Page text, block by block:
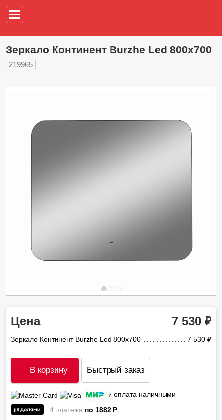
Зеркало Континент Burzhe Led 800х700
219965
Цена 7 530
Зеркало Континент Burzhe Led 800х700 7 530
В корзину Быстрый заказ
и оплата наличными
4 платежа по 1882 P